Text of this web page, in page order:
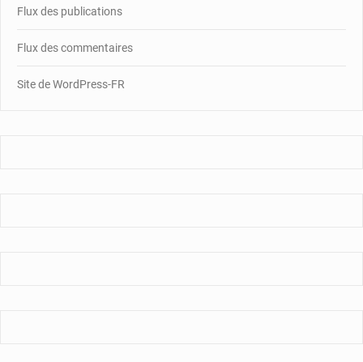
Flux des publications
Flux des commentaires
Site de WordPress-FR